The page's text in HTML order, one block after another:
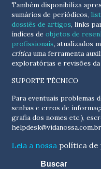
Também disponibiliza
sumários de periódicos,
dossiês de artigos, links
índices de objetos de
profissionais, atualizados
críticauma ferramenta
exploratórias e revisões
SUPORTE TÉCNICO
Para eventuais problemas
senhas e erros de
helpdesk@vidanossa.com.br
Leia a nossa política de
Buscar